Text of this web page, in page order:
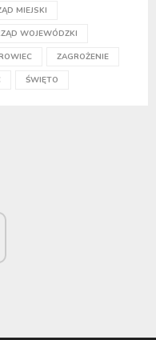
MIEJSKI
WOJEWÓDZKI
ZAGROŻENIE
ŚWIĘTO